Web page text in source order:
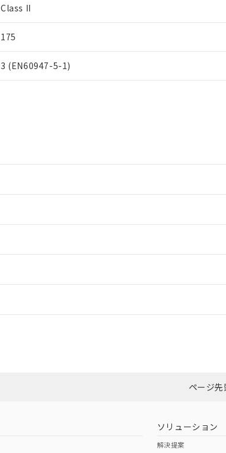
Class II
175
3 (EN60947-5-1)
ダウンロードはこちらページ先
ソリューション
解決提案